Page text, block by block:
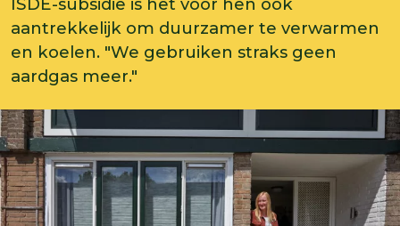
aantrekkelijk om duurzamer te verwarmen
en koelen. "We gebruiken straks geen
aardgas meer."